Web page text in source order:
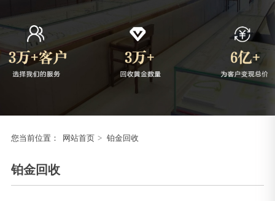
您当前位置： 网站首页 > 铂金回收
铂金回收